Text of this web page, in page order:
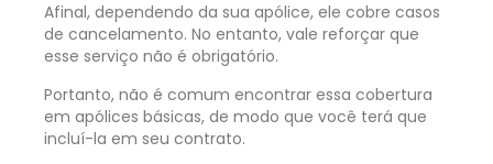
Afinal, dependendo da sua apólice, ele cobre casos
de cancelamento. No entanto, vale reforçar que
esse serviço não é obrigatório.
Portanto, não é comum encontrar essa cobertura
em apólices básicas, de modo que você terá que
incluí-la em seu contrato.